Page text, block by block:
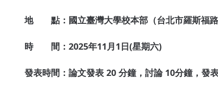
地 點：國立臺灣大學校本部（台北市羅斯福路
時 間：2025年11月1日(星期六)
發表時間：論文發表 20 分鐘，討論 10分鐘，發